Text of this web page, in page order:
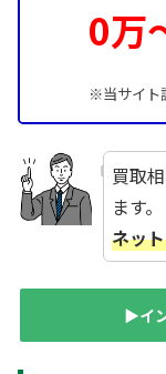
0万
※当サイト
買取
ます。
ネッ
▶イ